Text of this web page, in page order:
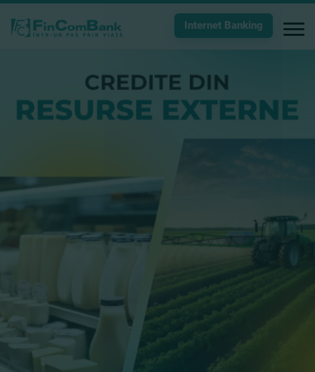
Internet Banking